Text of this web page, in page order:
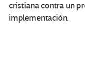
cristiana contra un
implementación.